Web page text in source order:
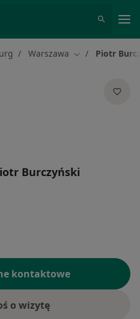
Warszawa Zmień miasto
Piotr
Burczyński
kontaktowe
o wizytę